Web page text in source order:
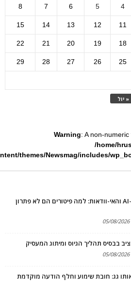
« יול
4
5
6
7
8
11
12
13
14
15
18
19
20
21
22
25
26
27
28
29
Warning: A non-
/home/
themes/Newsmag/includes/
שימור עובדים בעידן ה-AI והאי-וודאות: למה פיטורים הם לא פתרון
05/08/2026
05/08/2026
גג: חובת שימוע וחלף הודעה מוקדמת